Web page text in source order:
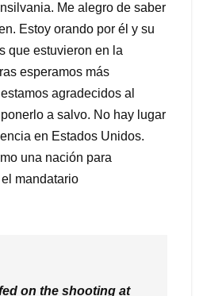
Me alegro de saber
Estoy orando por él y su
que estuvieron en la
esperamos más
agradecidos al
a salvo. No hay lugar
en Estados Unidos.
una nación para
mandatario
on the shooting at